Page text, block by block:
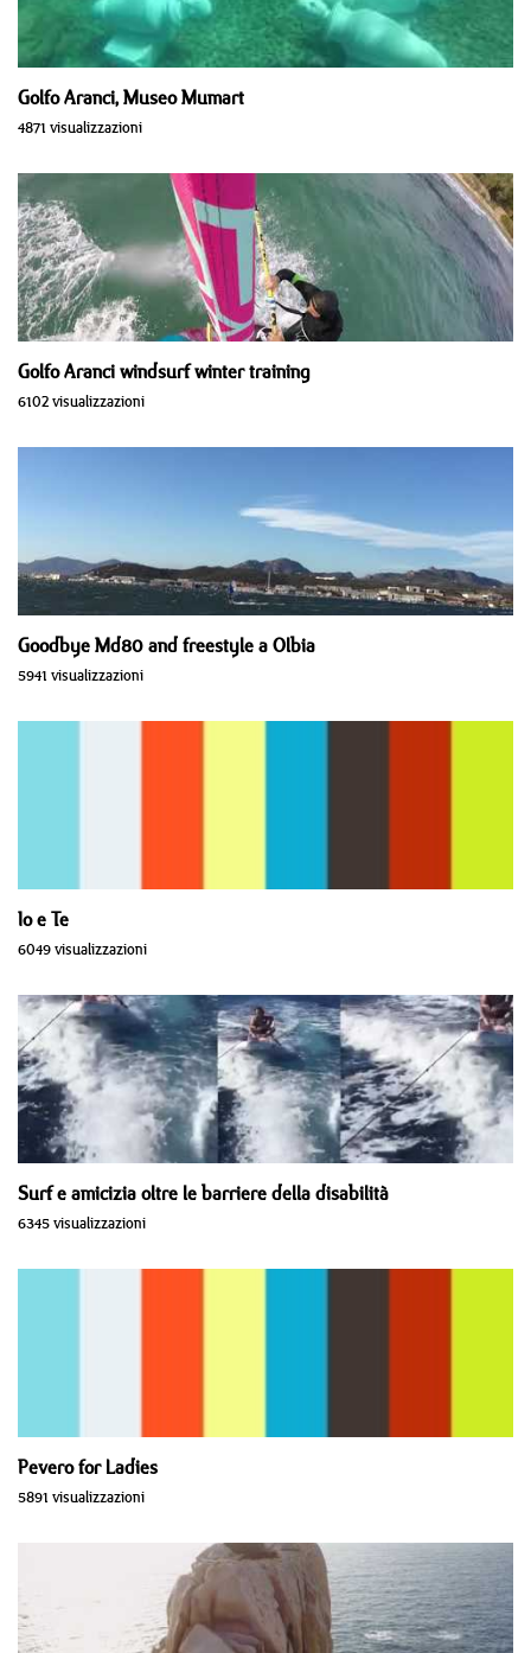
Golfo Aranci, Museo Mumart
4871 visualizzazioni
Golfo Aranci windsurf winter training
6102 visualizzazioni
Goodbye Md80 and freestyle a Olbia
5941 visualizzazioni
Io e Te
6049 visualizzazioni
Surf e amicizia oltre le barriere della disabilità
6345 visualizzazioni
Pevero for Ladies
5891 visualizzazioni